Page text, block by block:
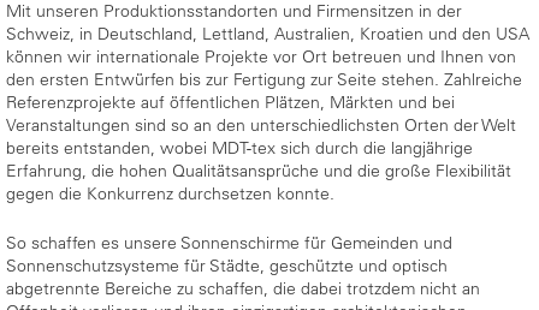
Mit unseren Produktionsstandorten und Firmensitzen in der
Schweiz, in Deutschland, Lettland, Australien, Kroatien und den USA
können wir internationale Projekte vor Ort betreuen und Ihnen von
den ersten Entwürfen bis zur Fertigung zur Seite stehen. Zahlreiche
Referenzprojekte auf öffentlichen Plätzen, Märkten und bei
Veranstaltungen sind so an den unterschiedlichsten Orten der Welt
bereits entstanden, wobei MDT-tex sich durch die langjährige
Erfahrung, die hohen Qualitätsansprüche und die große Flexibilität
gegen die Konkurrenz durchsetzen konnte.
So schaffen es unsere Sonnenschirme für Gemeinden und
Sonnenschutzsysteme für Städte, geschützte und optisch
abgetrennte Bereiche zu schaffen, die dabei trotzdem nicht an